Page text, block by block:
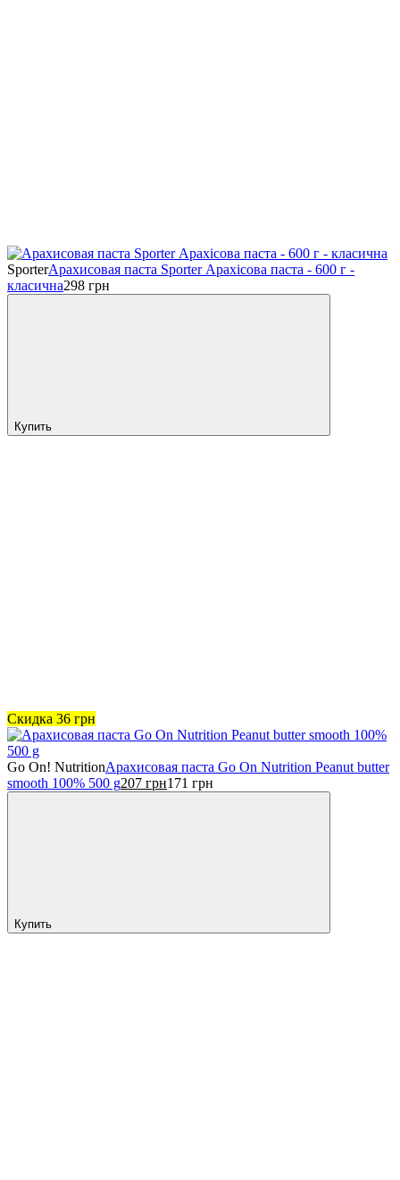
SporterАрахисовая паста Sporter Арахісова паста - 600 г -
класична298 грн
Купить
Скидка 36 грн
Go On! NutritionАрахисовая паста Go On Nutrition Peanut butter
smooth 100% 500 g207 грн171 грн
Купить